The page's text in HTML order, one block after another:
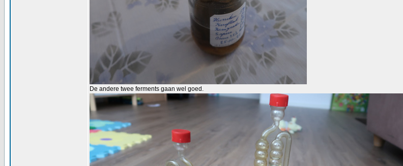
De andere twee ferments gaan wel goed.